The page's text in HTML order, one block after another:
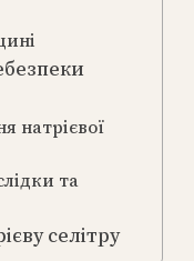
натрієвої
та
селітру